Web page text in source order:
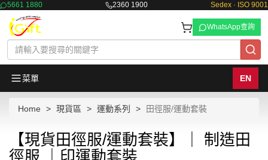
5661 1880 2360 1900 Sedex · ISO 9001
WhatsApp查詢
菜單 EN
Home 現貨區 運動系列 田徑服/運動套裝
【現貨田徑服/運動套裝】｜ 制造田
徑服 ｜印運動套裝